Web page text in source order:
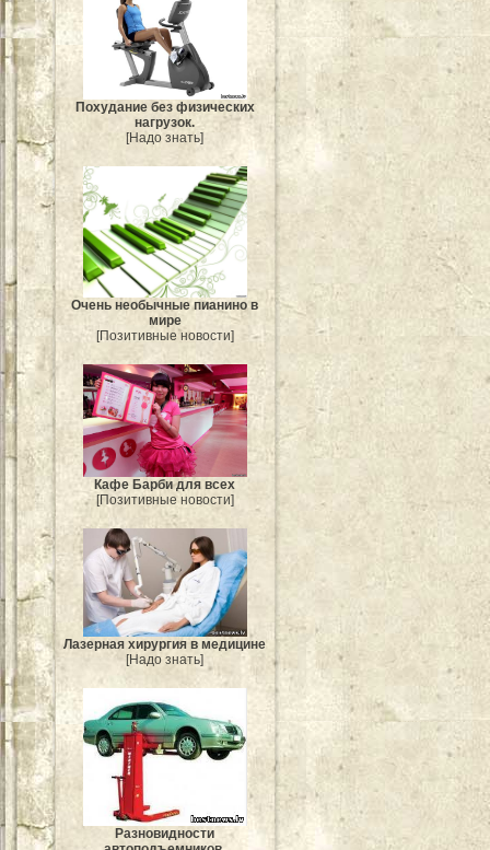
Похудание без физических
нагрузок.
[Надо знать]
Очень необычные пианино в
мире
[Позитивные новости]
Кафе Барби для всех
[Позитивные новости]
Лазерная хирургия в медицине
[Надо знать]
Разновидности